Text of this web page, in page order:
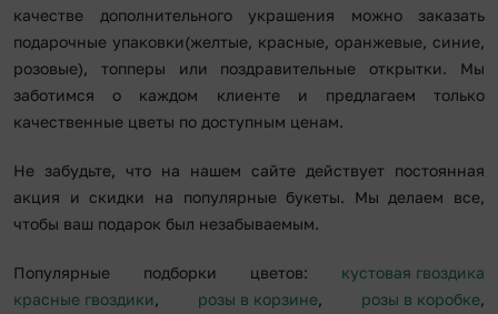
качестве дополнительного украшения можно заказать
подарочные упаковки(желтые, красные, оранжевые, синие,
розовые), топперы или поздравительные открытки. Мы
заботимся о каждом клиенте и предлагаем только
качественные цветы по доступным ценам.
Не забудьте, что на нашем сайте действует постоянная
акция и скидки на популярные букеты. Мы делаем все,
чтобы ваш подарок был незабываемым.
Популярные подборки цветов: кустовая гвоздика
красные гвоздики, розы в корзине, розы в коробке,